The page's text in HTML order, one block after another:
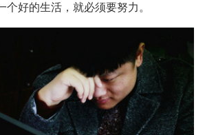
个好的生活，就必须要努力。